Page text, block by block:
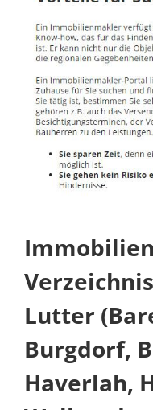
Lutter
Burgdorf,
Haverlah,